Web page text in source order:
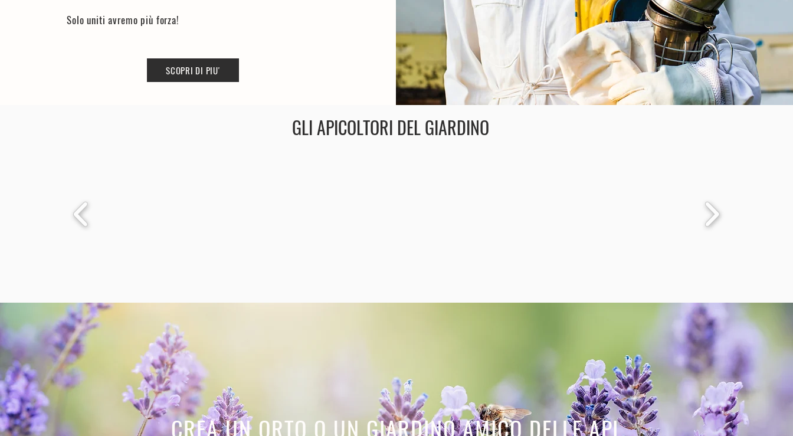
SCOPRI DI PIU'
Solo uniti avremo più forza!
CREA UN ORTO O UN GIARDINO AMICO DELLE API
GLI APICOLTORI DEL GIARDINO